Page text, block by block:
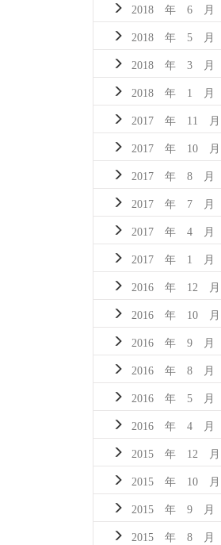
2018 年 6 月
2018 年 5 月
2018 年 3 月
2018 年 1 月
2017 年 11 月
2017 年 10 月
2017 年 8 月
2017 年 7 月
2017 年 4 月
2017 年 1 月
2016 年 12 月
2016 年 10 月
2016 年 9 月
2016 年 8 月
2016 年 5 月
2016 年 4 月
2015 年 12 月
2015 年 10 月
2015 年 9 月
2015 年 8 月